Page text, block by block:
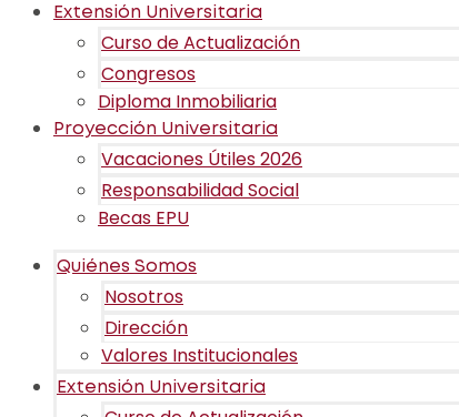
Extensión Universitaria
Curso de Actualización
Congresos
Diploma Inmobiliaria
Proyección Universitaria
Vacaciones Útiles 2026
Responsabilidad Social
Becas EPU
Quiénes Somos
Nosotros
Dirección
Valores Institucionales
Extensión Universitaria